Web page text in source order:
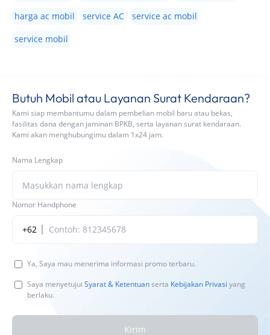
harga ac mobil
service AC
service ac mobil
service mobil
Butuh Mobil atau Layanan Surat Kendaraan?
Kami siap membantumu dalam pembelian mobil baru atau bekas,
fasilitas dana dengan jaminan BPKB, serta layanan surat kendaraan.
Kami akan menghubungimu dalam 1x24 jam.
Nama Lengkap
Nomor Handphone
+62
Ya, Saya mau menerima informasi promo terbaru.
Saya menyetujui Syarat & Ketentuanserta Kebijakan Privasi yang
berlaku.
Kirim